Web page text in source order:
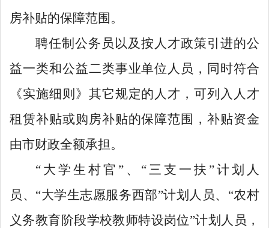
房补贴的保障范围。
聘任制公务员以及按人才政策引进的公
益一类和公益二类事业单位人员，同时符合
《实施细则》其它规定的人才，可列入人才
租赁补贴或购房补贴的保障范围，补贴资金
由市财政全额承担。
“大学生村官 ”、 “三支一扶 ”计划人
员、 “大学生志愿服务西部”计划人员、 “农村
义务教育阶段学校教师特设岗位”计划人员，